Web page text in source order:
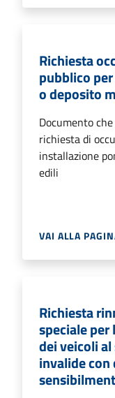
Richiesta
pubblico
o deposito
Documento
richiesta di
installazione
edili
VAI ALLA
Richiesta
speciale per
dei veicoli
invalide